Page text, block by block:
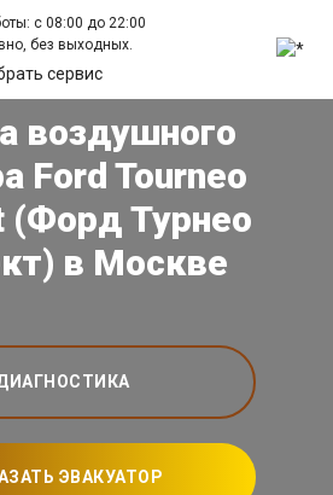
с 08:00 до 22:00
без выходных.
сервис
воздушного
Ford Tourneo
(Форд Турнео
в Москве
ЭВАКУАТОР